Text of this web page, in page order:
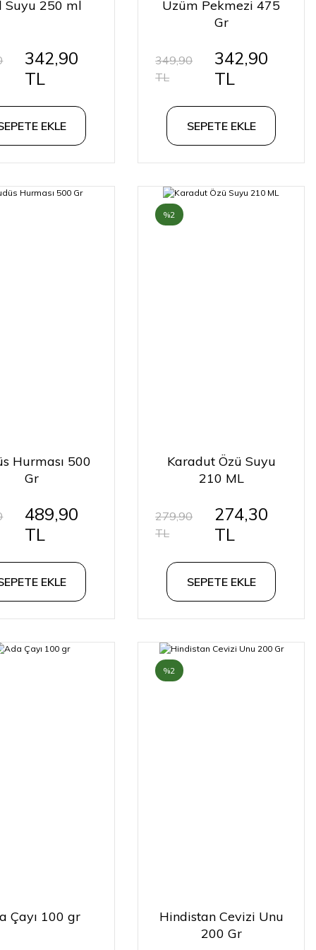
Suyu 250 ml
342,90
TL
EKLE
Üzüm Pekmezi 475
Gr
349,90
TL
342,90
TL
SEPETE EKLE
Hurması 500
Gr
489,90
TL
EKLE
%2
Karadut Özü Suyu
210 ML
279,90
TL
274,30
TL
SEPETE EKLE
Çayı 100 gr
%2
Hindistan Cevizi Unu
200 Gr